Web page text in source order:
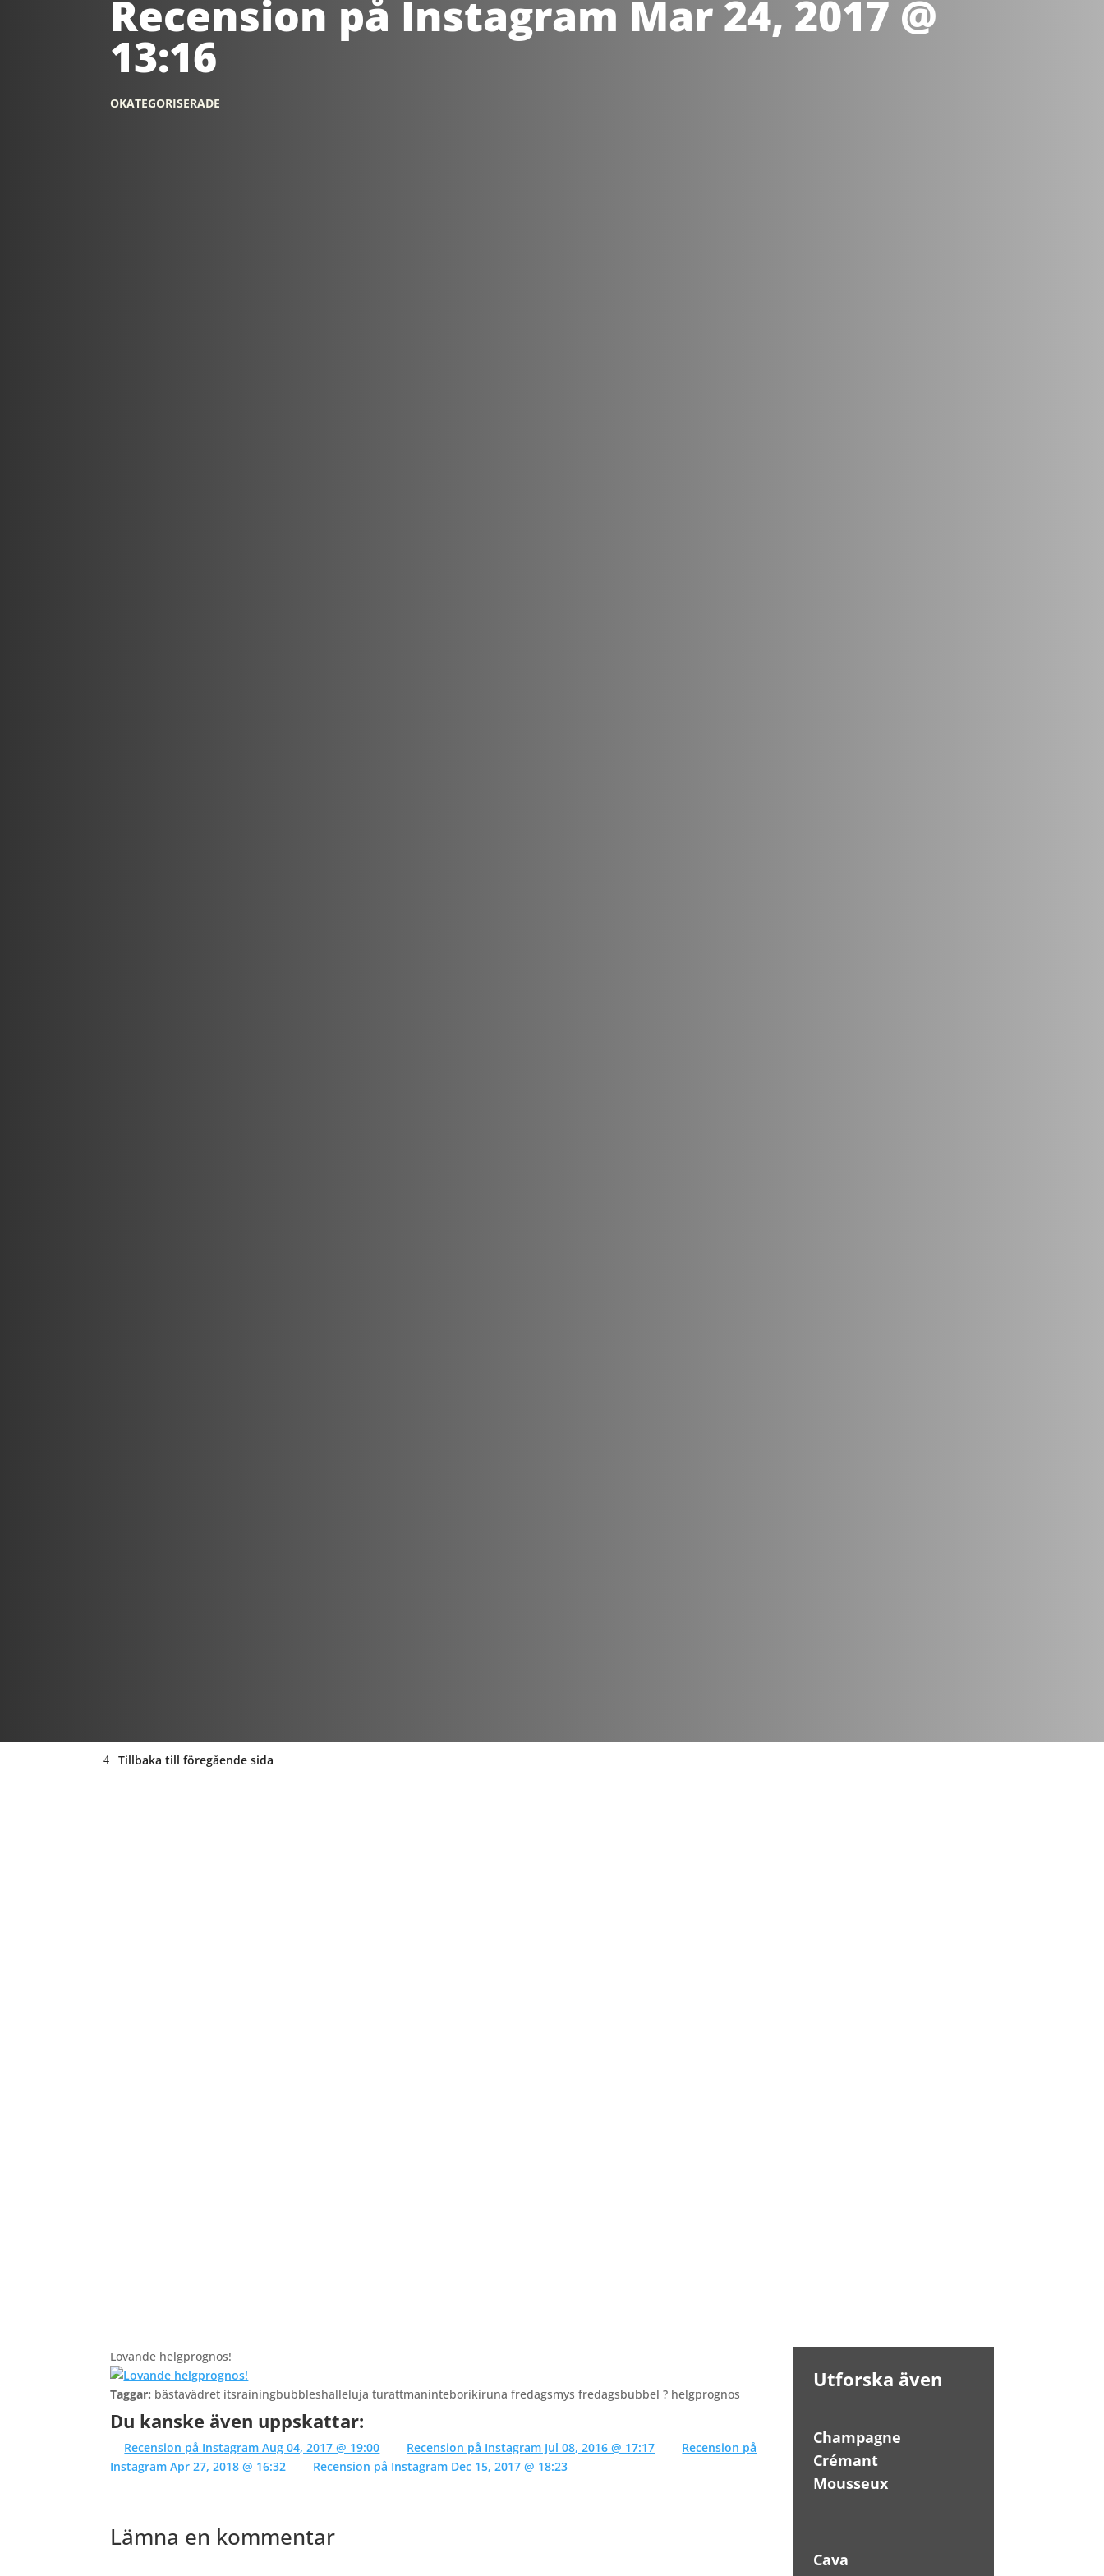
Recension på Instagram Mar 24, 2017 @
13:16
OKATEGORISERADE
Tillbaka till föregående sida
Lovande helgprognos!
Taggar: bästavädret itsrainingbubbleshalleluja turattmaninteborikiruna fredagsmys fredagsbubbel ? helgprognos
Du kanske även uppskattar:
Recension på Instagram Aug 04, 2017 @ 19:00 Recension på Instagram Jul 08, 2016 @ 17:17
Recension på
Instagram Apr 27, 2018 @ 16:32
Recension på Instagram Dec 15, 2017 @ 18:23
Lämna en kommentar
Utforska även
Champagne
Crémant
Mousseux
Cava